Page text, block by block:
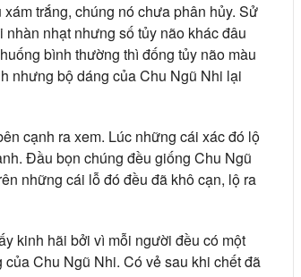
trắng, chúng nó chưa phân hủy. Sử
nhạt nhưng số tủy não khác đâu
bình thường thì đống tủy não màu
nhưng bộ dáng của Chu Ngũ Nhi lại
cạnh ra xem. Lúc những cái xác đó lộ
Đầu bọn chúng đều giống Chu Ngũ
những cái lỗ đó đều đã khô cạn, lộ ra
kinh hãi bởi vì mỗi người đều có một
Chu Ngũ Nhi. Có vẻ sau khi chết đã